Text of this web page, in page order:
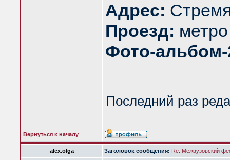
Адрес:
Проезд:
Фото-альбом-
Последний раз
Вернуться к началу
alex.olga Заголовок сообщения: Re: Межвузовский